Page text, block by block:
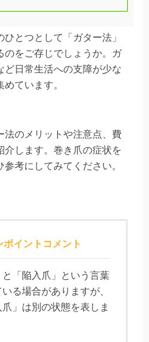
とつとして「ガター法」
のをご存じでしょうか。ガ
ど日常生活への支障が少な
ています。
法のメリットや注意点、費
介します。巻き爪の症状を
考にしてみてください。
イントコメント
「陥入爪」という言葉
る場合がありますが、
爪」は別の状態を表しま